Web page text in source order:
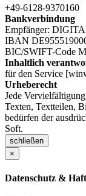
+49-6128-9370160
Bankverbindung
Empfänger:
IBAN
BIC/SWIFT-Code
Inhaltlich
für den Service
Urheberecht
Jede
Texten, Textteilen,
bedürfen der
Soft.
schließen
×
Datenschutz &